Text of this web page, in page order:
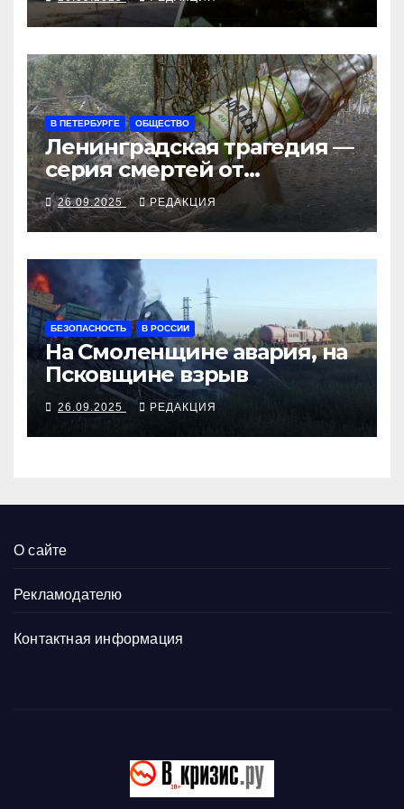
рубеж
В ПЕТЕРБУРГЕ ОБЩЕСТВО
Ленинградская трагедия —
серия смертей от
алкосуррогата
26.09.2025 РЕДАКЦИЯ
БЕЗОПАСНОСТЬ В РОССИИ
На Смоленщине авария, на
Псковщине взрыв
26.09.2025 РЕДАКЦИЯ
О сайте
Рекламодателю
Контактная информация